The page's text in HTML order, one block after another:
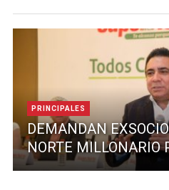
PRINCIPALES
DEMANDAN
NORTE MILLONARIO